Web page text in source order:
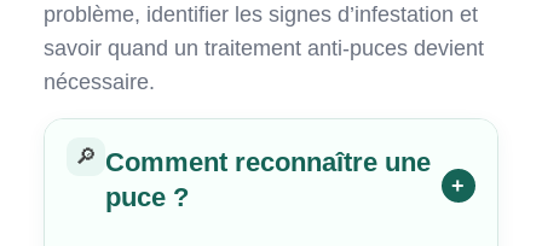
problème, identifier les signes d’infestation et
savoir quand un traitement anti-puces devient
nécessaire.
🔎 Comment reconnaître une
puce ?
+